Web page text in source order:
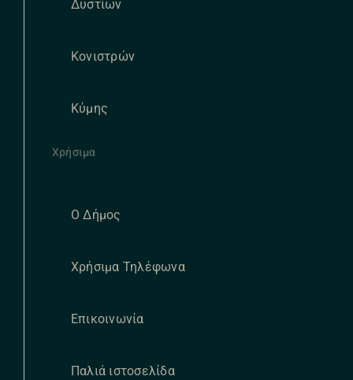
Δυστίων
Κονιστρών
Κύμης
Χρήσιμα
Ο Δήμος
Χρήσιμα Τηλέφωνα
Επικοινωνία
Παλιά ιστοσελίδα